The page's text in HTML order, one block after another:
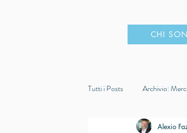
CHI
Tutti i Posts Archivio:
Affrontare i cambiamenti
Alexio